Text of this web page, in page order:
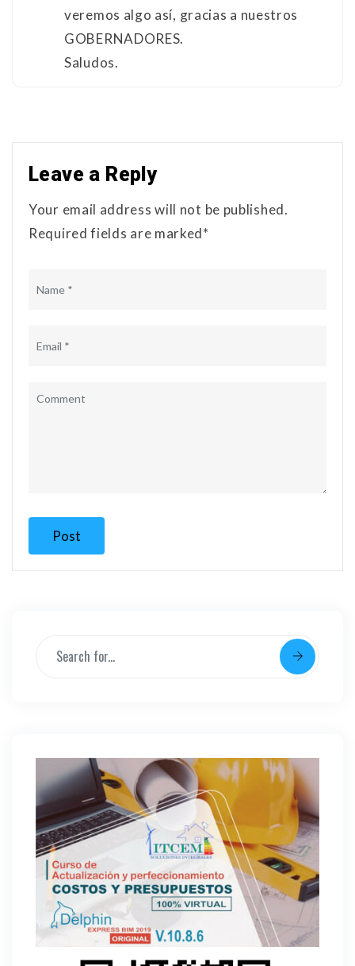
veremos algo así, gracias a nuestros
GOBERNADORES.
Saludos.
Leave a Reply
Your email address will not be published.
Required fields are marked*